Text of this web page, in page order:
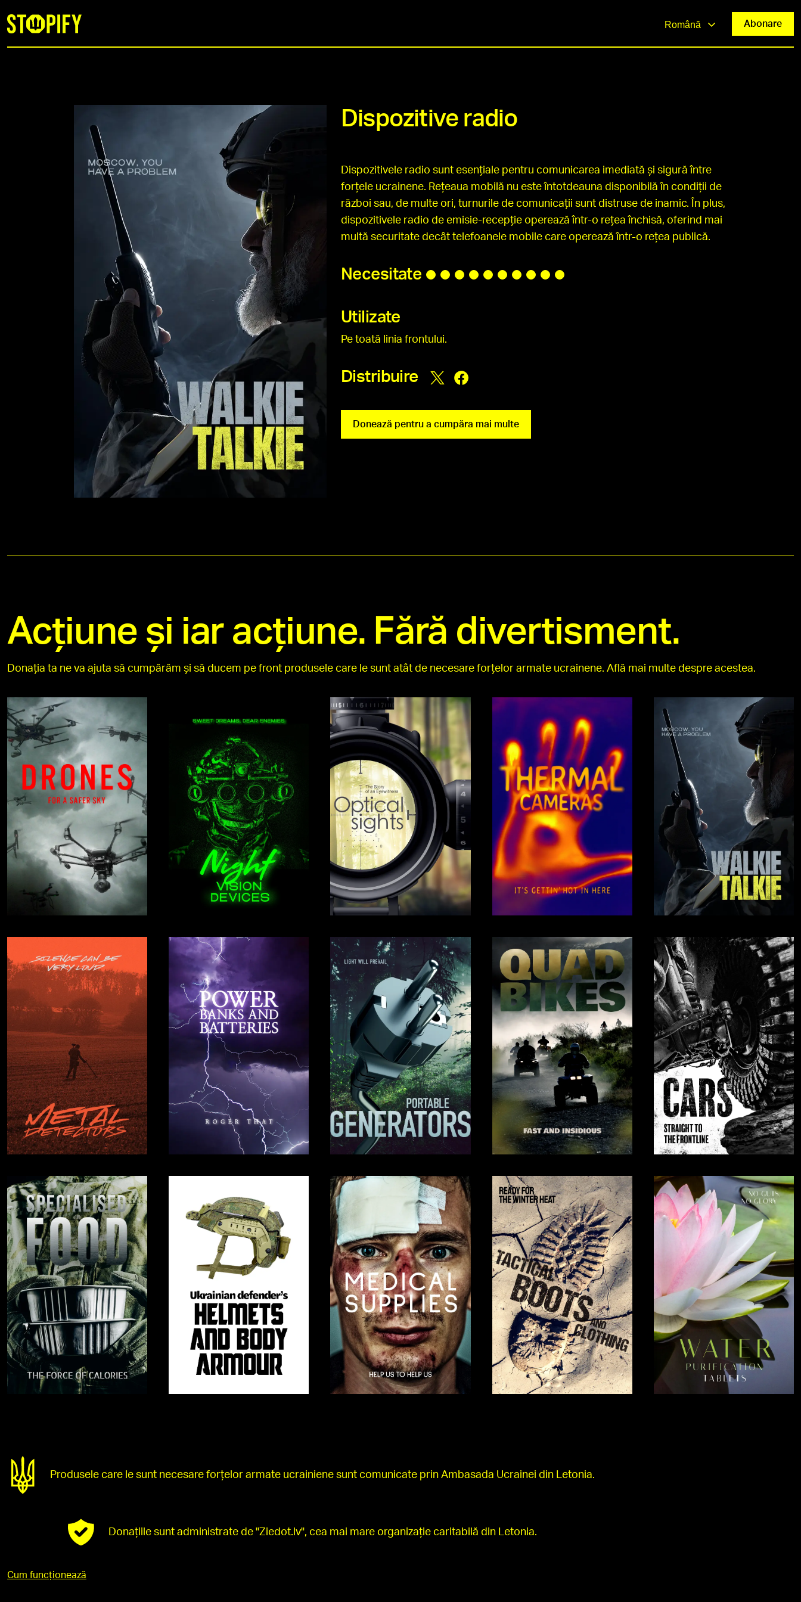
Română Abonare
Dispozitive radio
Dispozitivele radio sunt esențiale pentru comunicarea imediată și sigură între
forțele ucrainene. Rețeaua mobilă nu este întotdeauna disponibilă în condiții de
război sau, de multe ori, turnurile de comunicații sunt distruse de inamic. În plus,
dispozitivele radio de emisie-recepție operează într-o rețea închisă, oferind mai
multă securitate decât telefoanele mobile care operează într-o rețea publică.
Necesitate
Utilizate
Pe toată linia frontului.
Distribuire
Donează pentru a cumpăra mai multe
Acțiune și iar acțiune. Fără divertisment.
Donația ta ne va ajuta să cumpărăm și să ducem pe front produsele care le sunt atât de necesare forțelor armate ucrainene. Află mai multe despre acestea.
Produsele care le sunt necesare forțelor armate ucrainiene sunt comunicate prin Ambasada Ucrainei din Letonia.
Donațiile sunt administrate de "Ziedot.lv", cea mai mare organizație caritabilă din Letonia.
Cum funcționează